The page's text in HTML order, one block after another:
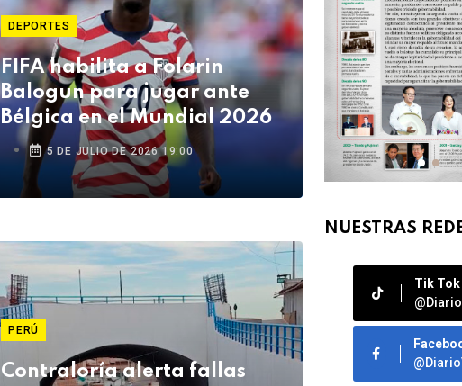
DEPORTES
FIFA habilita a Folarin
Balogun para jugar ante
Bélgica en el Mundial 2026
5 DE JULIO DE 2026 19:00
PERÚ
Contraloría alerta fallas
NUESTRAS
Tik Tok